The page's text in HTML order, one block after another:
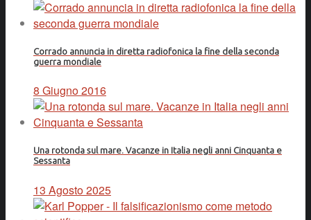
Corrado annuncia in diretta radiofonica la fine della seconda
guerra mondiale
8 Giugno 2016
Una rotonda sul mare. Vacanze in Italia negli anni Cinquanta e
Sessanta
13 Agosto 2025